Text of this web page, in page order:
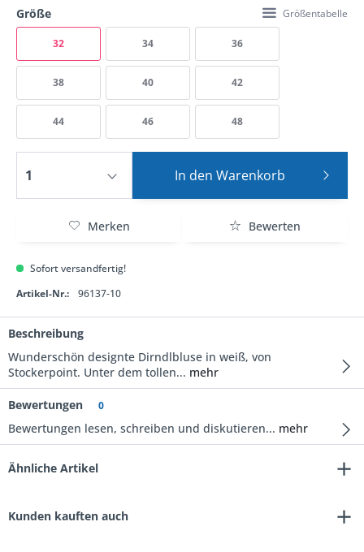
Größe Größentabelle
32 34 36
38 40 42
44 46 48
In den Warenkorb
Merken Bewerten
Sofort versandfertig!
Artikel-Nr.:
96137-10
Beschreibung
Wunderschön designte Dirndlbluse in weiß, von
Stockerpoint. Unter dem tollen... mehr
Bewertungen 0
Bewertungen lesen, schreiben und diskutieren... mehr
Ähnliche Artikel
Kunden kauften auch